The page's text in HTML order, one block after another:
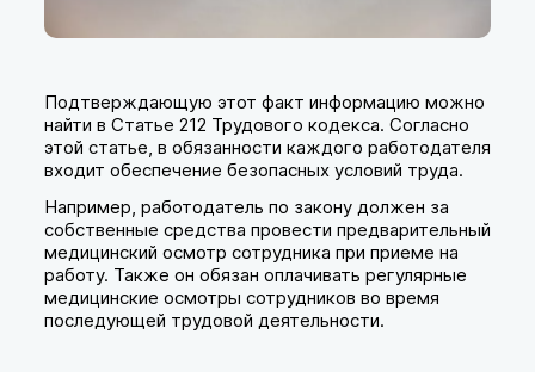
Подтверждающую этот факт информацию можно
найти в Статье 212 Трудового кодекса. Согласно
этой статье, в обязанности каждого работодателя
входит обеспечение безопасных условий труда.
Например, работодатель по закону должен за
собственные средства провести предварительный
медицинский осмотр сотрудника при приеме на
работу. Также он обязан оплачивать регулярные
медицинские осмотры сотрудников во время
последующей трудовой деятельности.